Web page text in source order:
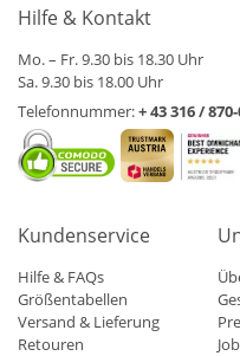
Hilfe & Kontakt
Mo. – Fr. 9.30 bis 18.30 Uhr
Sa. 9.30 bis 18.00 Uhr
Telefonnummer:+ 43 316 /
Kundenservice
Hilfe & FAQs
Größentabellen
Versand & Lieferung
Retouren